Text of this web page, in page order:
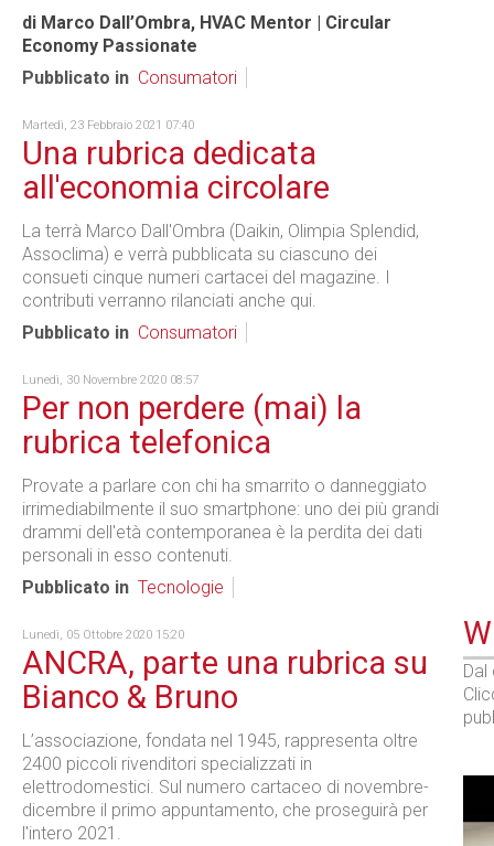
di Marco Dall’Ombra, HVAC Mentor | Circular
Economy Passionate
Pubblicato in Consumatori
Martedì, 23 Febbraio 2021 07:40
Una rubrica dedicata
all'economia circolare
La terrà Marco Dall'Ombra (Daikin, Olimpia Splendid,
Assoclima) e verrà pubblicata su ciascuno dei
consueti cinque numeri cartacei del magazine. I
contributi verranno rilanciati anche qui.
Pubblicato in Consumatori
Lunedì, 30 Novembre 2020 08:57
Per non perdere (mai) la
rubrica telefonica
Provate a parlare con chi ha smarrito o danneggiato
irrimediabilmente il suo smartphone: uno dei più grandi
drammi dell'età contemporanea è la perdita dei dati
personali in esso contenuti.
Pubblicato in Tecnologie
Lunedì, 05 Ottobre 2020 15:20
ANCRA, parte una rubrica su
Bianco & Bruno
L’associazione, fondata nel 1945, rappresenta oltre
2400 piccoli rivenditori specializzati in
elettrodomestici. Sul numero cartaceo di novembre-
dicembre il primo appuntamento, che proseguirà per
l'intero 2021.